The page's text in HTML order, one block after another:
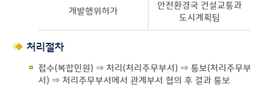
개발행위허가
안전환경국 건설교통과
도시계획팀
처리절차
접수(복합민원) ⇒ 처리(처리주무부서) ⇒ 통보(처리주무부
서) ⇒ 처리주무부서에서 관계부서 협의 후 결과 통보